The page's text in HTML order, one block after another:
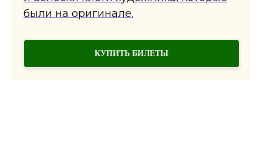
были на оригинале.
КУПИТЬ БИЛЕТЫ